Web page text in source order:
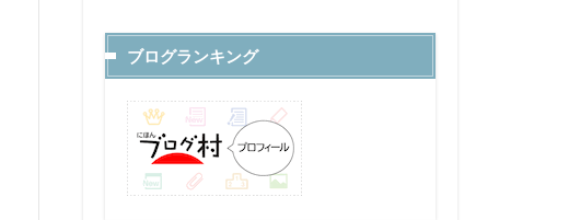
ブログランキング